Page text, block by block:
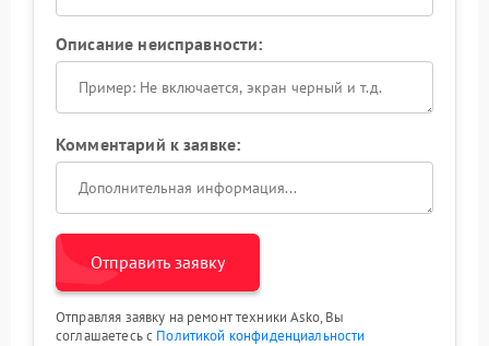
Описание неисправности:
Комментарий к заявке:
Отправить заявку
Отправляя заявку на ремонт техники Asko, Вы
соглашаетесь с Политикой конфиденциальности